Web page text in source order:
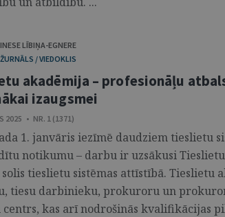
INESE LĪBIŅA-EGNERE
ŽURNĀLS / VIEDOKLIS
akadēmija – profesionāļu
izaugsmei
2025 • NR. 1 (1371)
1. janvāris iezīmē daudziem tieslietu
notikumu – darbu ir uzsākusi
tieslietu sistēmas attīstībā. Tieslietu
tiesu darbinieku, prokuroru un
kas arī nodrošinās kvalifikācijas